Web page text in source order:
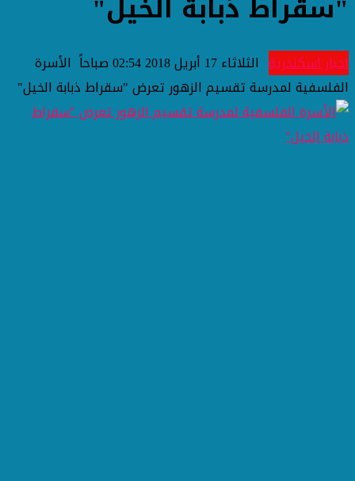
اخبار اسكندرية الثلاثاء 17 أبريل 2018 02:54 صباحاً
الأسرة
الفلسفية لمدرسة تقسيم الزهور تعرض "سقراط ذبابة الخيل"